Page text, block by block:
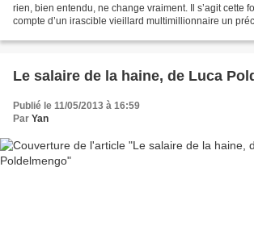
rien, bien entendu, ne change vraiment. Il s’agit cette
compte d’un irascible vieillard multimillionnaire un
Le salaire de la haine, de Luca
Publié le 11/05/2013 à 16:59
Par Yan